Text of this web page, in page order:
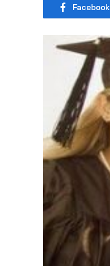
Facebook